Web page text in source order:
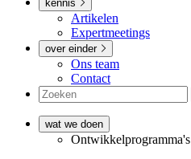
kennis
Artikelen
Expertmeetings
over einder
Ons team
Contact
wat we doen
Ontwikkel­­programma's